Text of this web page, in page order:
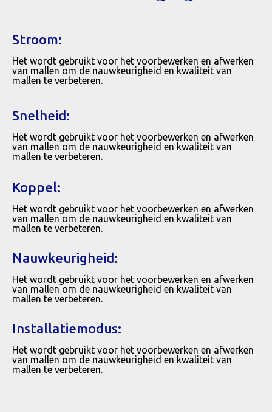
Stroom:
Het wordt gebruikt voor het voorbewerken en afwerken
van mallen om de nauwkeurigheid en kwaliteit van
mallen te verbeteren.
Snelheid:
Het wordt gebruikt voor het voorbewerken en afwerken
van mallen om de nauwkeurigheid en kwaliteit van
mallen te verbeteren.
Koppel:
Het wordt gebruikt voor het voorbewerken en afwerken
van mallen om de nauwkeurigheid en kwaliteit van
mallen te verbeteren.
Nauwkeurigheid:
Het wordt gebruikt voor het voorbewerken en afwerken
van mallen om de nauwkeurigheid en kwaliteit van
mallen te verbeteren.
Installatiemodus:
Het wordt gebruikt voor het voorbewerken en afwerken
van mallen om de nauwkeurigheid en kwaliteit van
mallen te verbeteren.